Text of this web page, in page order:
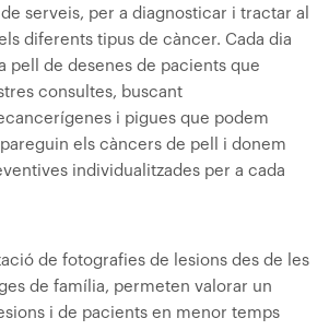
serveis, per a diagnosticar i tractar al
diferents tipus de càncer. Cada dia
pell de desenes de pacients que
consultes, buscant
i pigues que podem
els càncers de pell i donem
individualitzades per a cada
de fotografies de lesions des de les
de família, permeten valorar un
i de pacients en menor temps